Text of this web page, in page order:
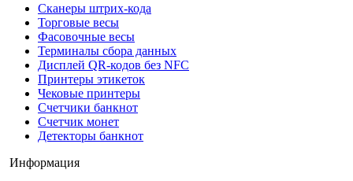
Сканеры штрих-кода
Торговые весы
Фасовочные весы
Терминалы сбора данных
Дисплей QR-кодов без NFC
Принтеры этикеток
Чековые принтеры
Счетчики банкнот
Счетчик монет
Детекторы банкнот
Информация